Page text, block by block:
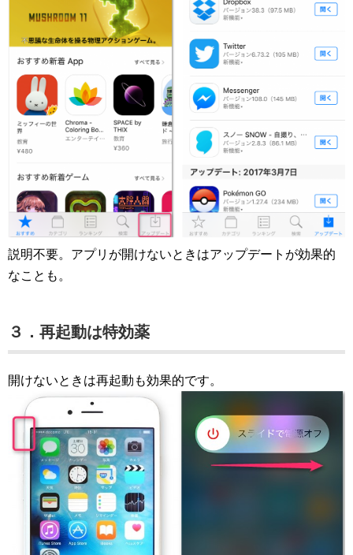
説明不要。アプリが開けないときはアップデートが効果的
なことも。
３．再起動は特効薬
開けないときは再起動も効果的です。